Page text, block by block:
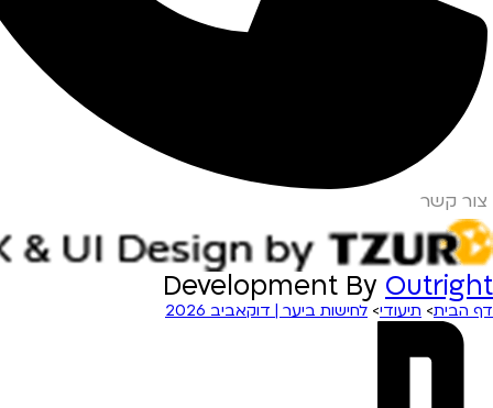
צור קשר
Development By Outright
דף הבית> תיעודי> לחישות ביער | דוקאביב 2026